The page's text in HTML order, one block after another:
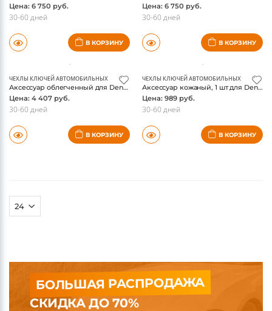
Цена: 6 750 руб.
30-60 дней
В КОРЗИНУ
Цена: 6 750 руб.
30-60 дней
В КОРЗИНУ
ЧЕХЛЫ КЛЮЧЕЙ АВТОМОБИЛЬНЫХ
Аксессуар облегченный для Denza N9 (2024-)
Цена: 4 407 руб.
30-60 дней
В КОРЗИНУ
ЧЕХЛЫ КЛЮЧЕЙ АВТОМОБИЛЬНЫХ
Аксессуар кожаный, 1 шт для Denza N9 (2024-)
Цена: 989 руб.
30-60 дней
В КОРЗИНУ
БОЛЬШАЯ РАСПРОДАЖА
СКИДКА ДО 70%